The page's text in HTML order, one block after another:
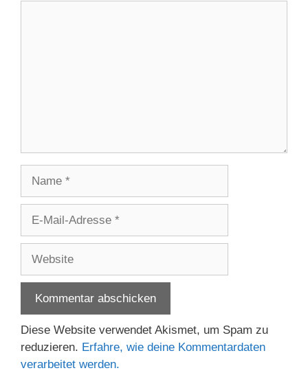
Adresse
Diese Website verwendet Akismet, um Spam zu
reduzieren. Erfahre, wie deine Kommentardaten
verarbeitet werden.